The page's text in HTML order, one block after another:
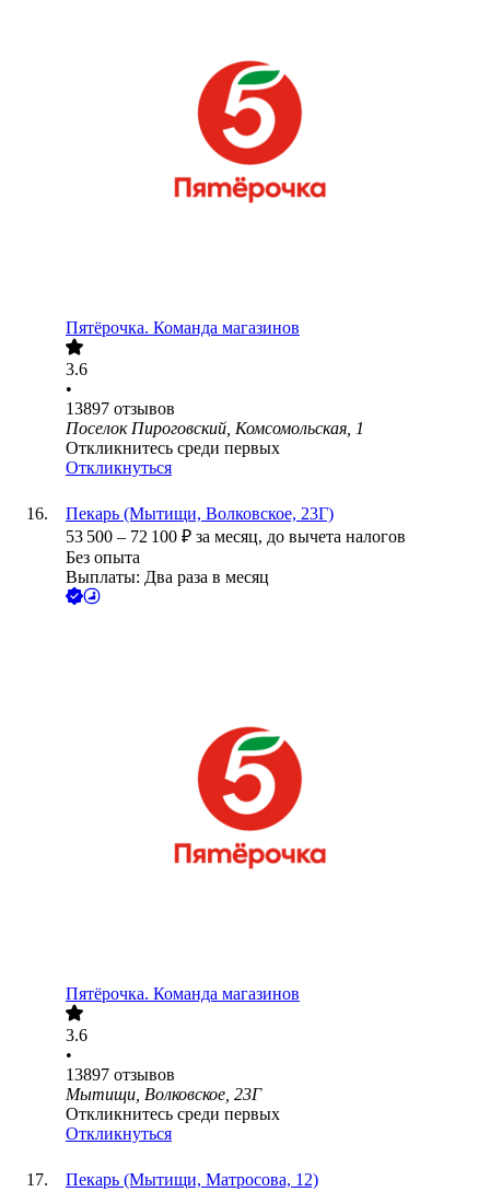
Пятёрочка. Команда магазинов
3.6
•
13897 отзывов
Поселок Пироговский, Комсомольская, 1
Откликнитесь среди первых
Откликнуться
Пекарь (Мытищи, Волковское, 23Г)
53 500 – 72 100 ₽ за месяц, до вычета налогов
Без опыта
Выплаты: Два раза в месяц
Пятёрочка. Команда магазинов
3.6
•
13897 отзывов
Мытищи, Волковское, 23Г
Откликнитесь среди первых
Откликнуться
Пекарь (Мытищи, Матросова, 12)